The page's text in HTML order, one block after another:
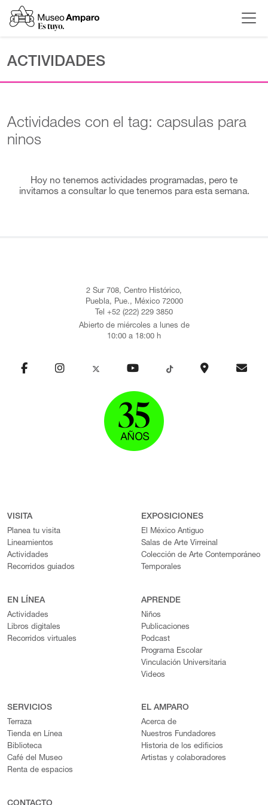
ACTIVIDADES
Actividades con el tag: capsulas para
ninos
Hoy no tenemos actividades programadas, pero te
invitamos a consultar lo que tenemos para esta semana.
2 Sur 708, Centro Histórico,
Puebla, Pue., México 72000
Tel +52 (222) 229 3850
Abierto de miércoles a lunes de
10:00 a 18:00 h
VISITA
Planea tu visita
Lineamientos
Actividades
Recorridos guiados
EXPOSICIONES
El México Antiguo
Salas de Arte Virreinal
Colección de Arte Contemporáneo
Temporales
EN LÍNEA
Actividades
Libros digitales
Recorridos virtuales
APRENDE
Niños
Publicaciones
Podcast
Programa Escolar
Vinculación Universitaria
Videos
SERVICIOS
Terraza
Tienda en Línea
Biblioteca
Café del Museo
Renta de espacios
EL AMPARO
Acerca de
Nuestros Fundadores
Historia de los edificios
Artistas y colaboradores